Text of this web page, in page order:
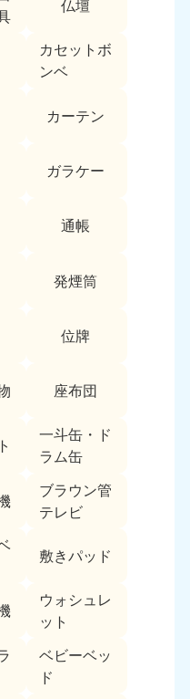
仏壇
カセットボ
ンベ
カーテン
ガラケー
通帳
発煙筒
位牌
座布団
一斗缶・ド
ラム缶
ブラウン管
テレビ
敷きパッド
ウォシュレ
ット
ベビーベッ
ド
1880-9887
9:00〜19:00 年中無休